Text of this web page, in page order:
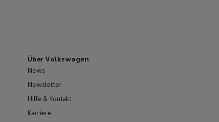
Über Volkswagen
News
Newsletter
Hilfe & Kontakt
Karriere